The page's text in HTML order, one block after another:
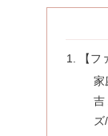
【
家
吉
ズ